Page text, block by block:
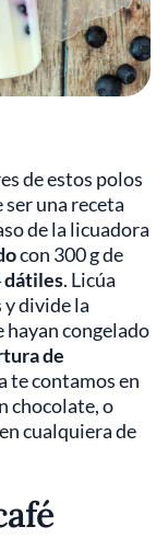
de estos polos
una receta
de la licuadora
con 300 g de
dátiles. Licúa
divide la
hayan congelado
de
te contamos en
chocolate, o
cualquiera de